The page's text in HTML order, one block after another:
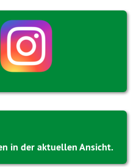
in der aktuellen Ansicht.